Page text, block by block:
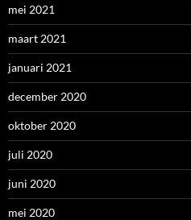
mei 2021
maart 2021
januari 2021
december 2020
oktober 2020
juli 2020
juni 2020
mei 2020